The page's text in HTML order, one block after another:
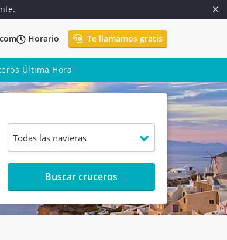
Horario Te llamamos gratis
Última Hora
Buscar cruceros